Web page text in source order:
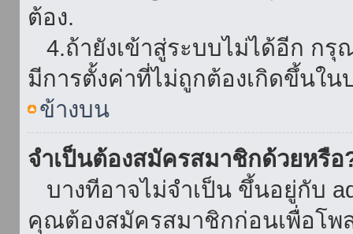
ต้อง.
4.ถ้ายังเข้าสู่ระบบไม่ได้อีก กรุ
มีการตั้งค่าที่ไม่ถูกต้องเกิดขึ้นใน
ข้างบน
จำเป็นต้องสมัครสมาชิกด้วยหรือ
บางทีอาจไม่จำเป็น ขึ้นอยู่กับ
คุณต้องสมัครสมาชิกก่อนเพื่อโพ